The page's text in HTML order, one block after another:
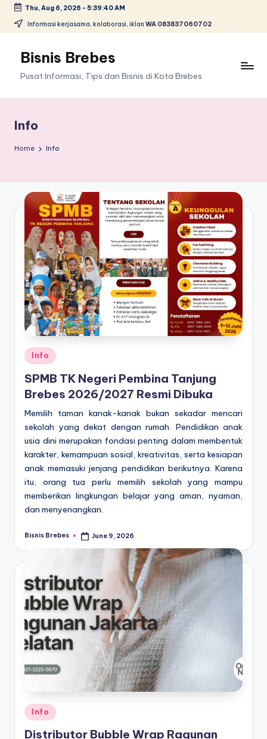
Skip
content
Thu, Aug 6, 2026 - 5:39:41 AM
Informasi kerjasama, kolaborasi, iklan WA 083837060702
Bisnis Brebes
Pusat Informasi, Tips dan Bisnis di Kota Brebes
Info
Home Info
Posted
Info
SPMB TK Negeri Pembina Tanjung
Brebes 2026/2027 Resmi Dibuka
Memilih taman kanak-kanak bukan sekadar mencari
sekolah yang dekat dengan rumah. Pendidikan anak
usia dini merupakan fondasi penting dalam membentuk
karakter, kemampuan sosial, kreativitas, serta kesiapan
anak memasuki jenjang pendidikan berikutnya. Karena
itu, orang tua perlu memilih sekolah yang mampu
memberikan lingkungan belajar yang aman, nyaman,
dan menyenangkan.
Posted
Bisnis Brebes June 9, 2026
Posted
in
Info
Distributor Bubble Wrap Ragunan